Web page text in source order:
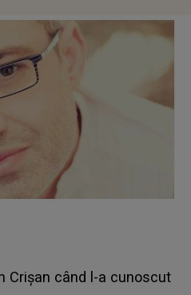
Crișan când l-a cunoscut